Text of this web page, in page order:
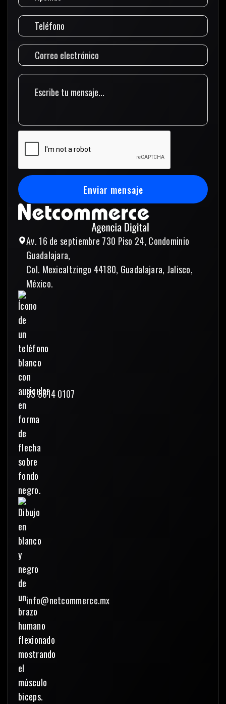
Av. 16 de septiembre 730 Piso 24, Condominio
Guadalajara,
Col. Mexicaltzingo 44180, Guadalajara, Jalisco,
México.
33 3614 0107
info@netcommerce.mx
Enviar mensaje
Enviar mensaje